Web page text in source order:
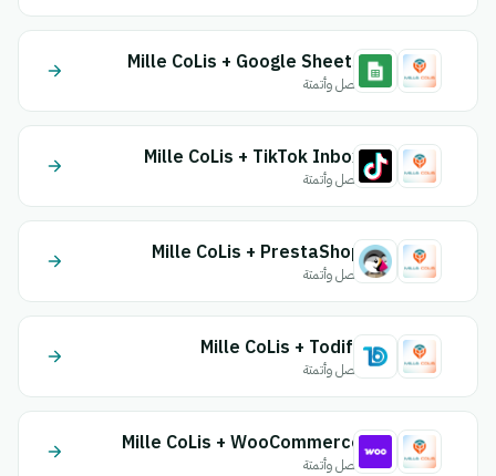
Mille CoLis + Google Sheets
اتصل وأتمتة
Mille CoLis + TikTok Inbox
اتصل وأتمتة
Mille CoLis + PrestaShop
اتصل وأتمتة
Mille CoLis + Todify
اتصل وأتمتة
Mille CoLis + WooCommerce
اتصل وأتمتة